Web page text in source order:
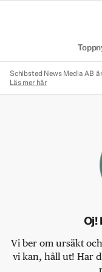
Schibsted News Media AB
Läs mer här
Oj!
Vi ber om ursäkt
vi kan, håll ut! Har